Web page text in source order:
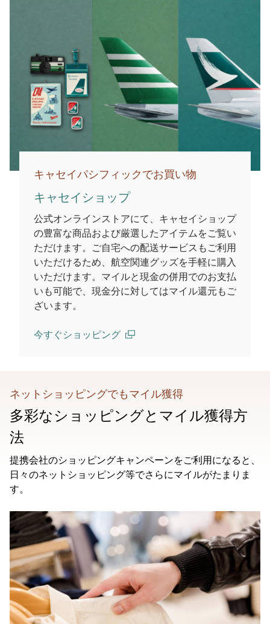
キャセイパシフィックでお買い物
キャセイショップ
公式オンラインストアにて、キャセイショップ
の豊富な商品および厳選したアイテムをご覧い
ただけます。ご自宅への配送サービスもご利用
いただけるため、航空関連グッズを手軽に購入
いただけます。マイルと現金の併用でのお支払
いも可能で、現金分に対してはマイル還元もご
ざいます。
今すぐショッピング
ネットショッピングでもマイル獲得
多彩なショッピングとマイル獲得方
法
提携会社のショッピングキャンペーンをご利用になると、
日々のネットショッピング等でさらにマイルがたまりま
す。